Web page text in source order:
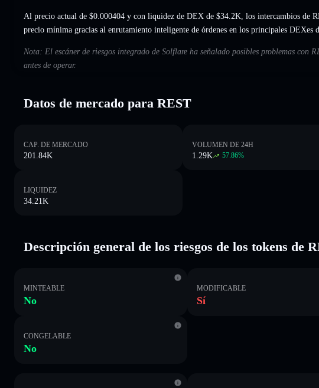
Al precio actual de $0.000404 y con liquidez de DEX de $34.2K, los intercambios de
precio mínima gracias al enrutamiento inteligente de órdenes en los principales DEXes
Nota: El escáner de riesgos integrado de Solflare ha señalado posibles problemas con
antes de operar.
Datos de mercado para REST
CAP. DE MERCADO
201.84K
VOLUMEN DE 24H
1.29K 57.86%
LIQUIDEZ
34.21K
Descripción general de los riesgos de los tokens de
MINTEABLE
No
MODIFICABLE
Sí
CONGELABLE
No